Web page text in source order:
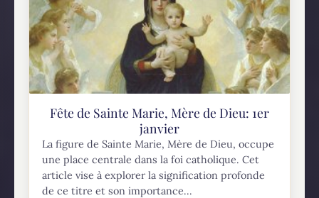
Fête de Sainte Marie, Mère de Dieu: 1er
janvier
La figure de Sainte Marie, Mère de Dieu, occupe
une place centrale dans la foi catholique. Cet
article vise à explorer la signification profonde
de ce titre et son importance...